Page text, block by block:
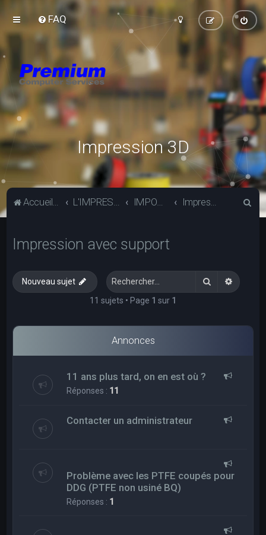
FAQ
Impression 3D
Accueil du forum L'IMPRESSION 3D IMPOSSIBLE Impression avec support
Impression avec support
Nouveau sujet Rechercher
11 sujets • Page 1 sur 1
Annonces
11 ans plus tard, on en est où ?
Réponses : 11
Contacter un administrateur
Problème avec les PTFE coupés pour
DDG (PTFE non usiné BQ)
Réponses : 1